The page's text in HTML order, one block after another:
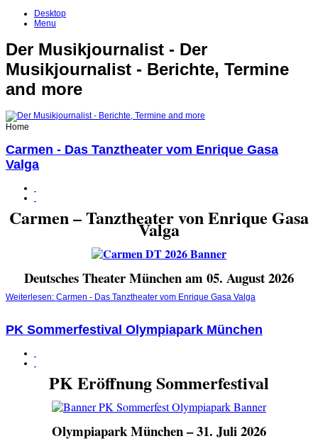
Desktop
Menu
Der Musikjournalist - Der
Musikjournalist - Berichte, Termine
and more
Home
Carmen - Das Tanztheater vom Enrique Gasa
Valga
Carmen – Tanztheater von Enrique Gasa
Valga
Deutsches Theater München am 05. August 2026
Weiterlesen: Carmen - Das Tanztheater vom Enrique Gasa Valga
PK Sommerfestival Olympiapark München
PK Eröffnung Sommerfestival
Olympiapark München – 31. Juli 2026